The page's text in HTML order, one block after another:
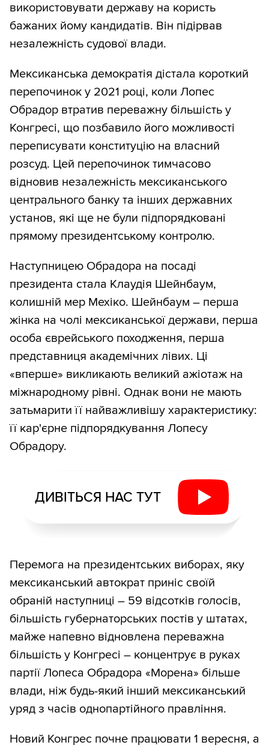
використовувати державу на користь
бажаних йому кандидатів. Він підірвав
незалежність судової влади.
Мексиканська демократія дістала короткий
перепочинок у 2021 році, коли Лопес
Обрадор втратив переважну більшість у
Конгресі, що позбавило його можливості
переписувати конституцію на власний
розсуд. Цей перепочинок тимчасово
відновив незалежність мексиканського
центрального банку та інших державних
установ, які ще не були підпорядковані
прямому президентському контролю.
Наступницею Обрадора на посаді
президента стала Клаудія Шейнбаум,
колишній мер Мехіко. Шейнбаум – перша
жінка на чолі мексиканської держави, перша
особа єврейського походження, перша
представниця академічних лівих. Ці
«вперше» викликають великий ажіотаж на
міжнародному рівні. Однак вони не мають
затьмарити її найважливішу характеристику:
її кар'єрне підпорядкування Лопесу
Обрадору.
ДИВІТЬСЯ НАС ТУТ
Перемога на президентських виборах, яку
мексиканський автократ приніс своїй
обраній наступниці – 59 відсотків голосів,
більшість губернаторських постів у штатах,
майже напевно відновлена переважна
більшість у Конгресі – концентрує в руках
партії Лопеса Обрадора «Морена» більше
влади, ніж будь-який інший мексиканський
уряд з часів однопартійного правління.
Новий Конгрес почне працювати 1 вересня, а